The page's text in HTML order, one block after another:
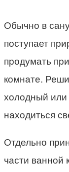
Обычно в
поступает
продумать
комнате.
холодный или
находиться
Отдельно
части ванной